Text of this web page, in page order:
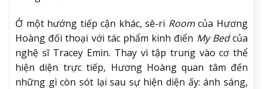
Ở một hướng tiếp cận khác, sê-ri Roomcủa Hương
Hoàng đối thoại với tác phẩm kinh điển My Bedcủa
nghệ sĩ Tracey Emin. Thay vì tập trung vào cơ thể
hiện diện trực tiếp, Hương Hoàng quan tâm đến
những gì còn sót lại sau sự hiện diện ấy: ánh sáng,